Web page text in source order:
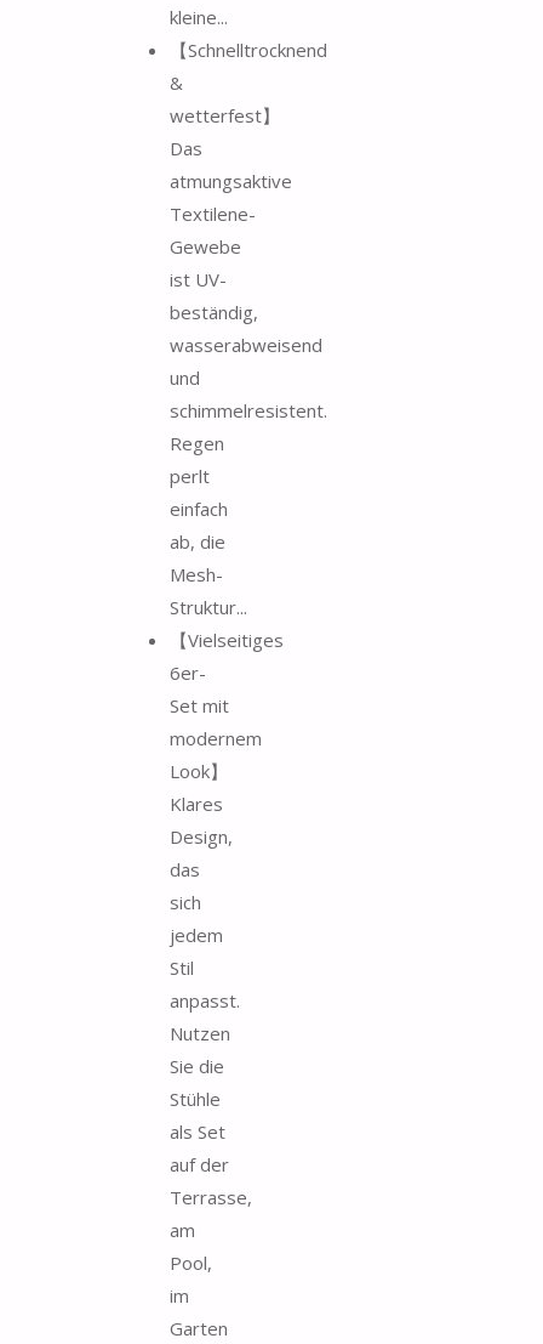
kleine...
【Schnelltrocknend
&
wetterfest】
Das
atmungsaktive
Textilene-
Gewebe
ist UV-
beständig,
wasserabweisend
und
schimmelresistent.
Regen
perlt
einfach
ab, die
Mesh-
Struktur...
【Vielseitiges
6er-
Set mit
modernem
Look】
Klares
Design,
das
sich
jedem
Stil
anpasst.
Nutzen
Sie die
Stühle
als Set
auf der
Terrasse,
am
Pool,
im
Garten